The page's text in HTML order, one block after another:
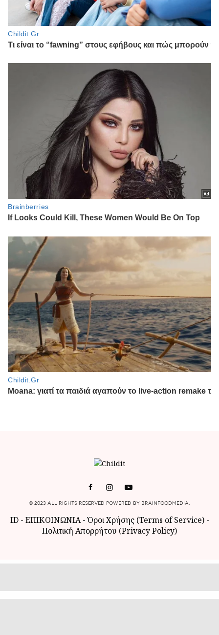
© 2023 ALL RIGHTS RESERVED POWERED BY BRAINFOODMEDIA.
ID- ΕΠΙΚΟΙΝΩΝΙΑ-Όροι Χρήσης (Terms of Service)-
Πολιτική Απορρήτου (Privacy Policy)